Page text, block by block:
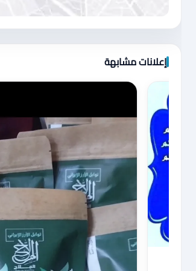
اضغط لتحميل الموقع
إعلانات مشابهة